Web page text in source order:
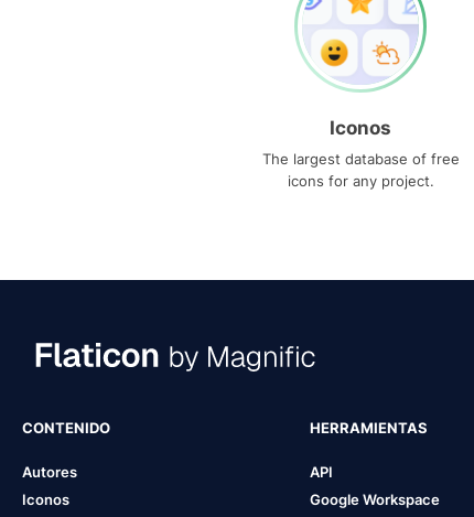
Iconos
The largest database of free
icons for any project.
CONTENIDO
Autores
Iconos
HERRAMIENTAS
API
Google Workspace